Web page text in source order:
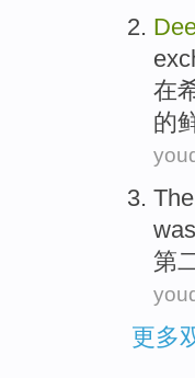
在
的
第
更多